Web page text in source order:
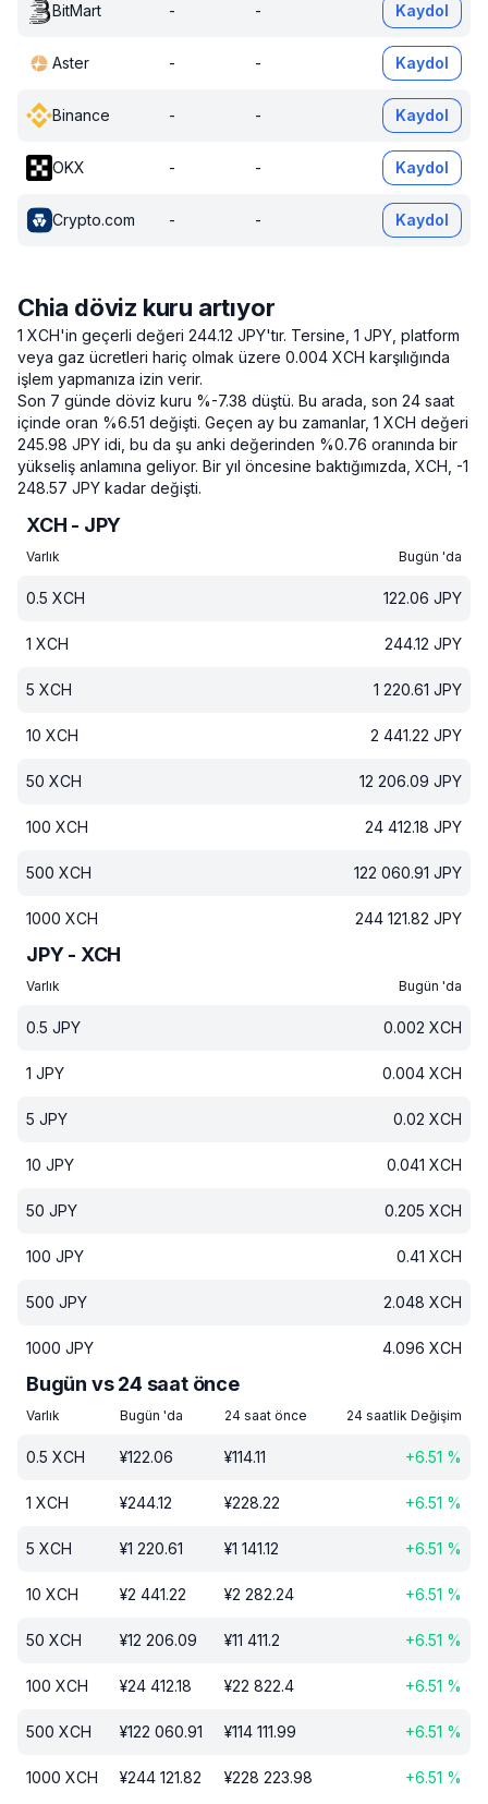
BitMart - - Kaydol
Aster - - Kaydol
Binance - - Kaydol
OKX - - Kaydol
Crypto.com - - Kaydol
Chia döviz kuru artıyor
1 XCH'in geçerli değeri 244.12 JPY'tır. Tersine, 1 JPY, platform
veya gaz ücretleri hariç olmak üzere 0.004 XCH karşılığında
işlem yapmanıza izin verir.
Son 7 günde döviz kuru %-7.38 düştü. Bu arada, son 24 saat
içinde oran %6.51 değişti. Geçen ay bu zamanlar, 1 XCH değeri
245.98 JPY idi, bu da şu anki değerinden %0.76 oranında bir
yükseliş anlamına geliyor. Bir yıl öncesine baktığımızda, XCH, -1
248.57 JPY kadar değişti.
XCH - JPY
Varlık Bugün 'da
0.5 XCH 122.06 JPY
1 XCH 244.12 JPY
5 XCH 1 220.61 JPY
10 XCH 2 441.22 JPY
50 XCH 12 206.09 JPY
100 XCH 24 412.18 JPY
500 XCH 122 060.91 JPY
1000 XCH 244 121.82 JPY
JPY - XCH
Varlık Bugün 'da
0.5 JPY 0.002 XCH
1 JPY 0.004 XCH
5 JPY 0.02 XCH
10 JPY 0.041 XCH
50 JPY 0.205 XCH
100 JPY 0.41 XCH
500 JPY 2.048 XCH
1000 JPY 4.096 XCH
Bugün vs 24 saat önce
Varlık Bugün 'da 24 saat önce 24 saatlik Değişim
0.5 XCH ¥122.06 ¥114.11 +6.51 %
1 XCH ¥244.12 ¥228.22 +6.51 %
5 XCH ¥1 220.61 ¥1 141.12 +6.51 %
10 XCH ¥2 441.22 ¥2 282.24 +6.51 %
50 XCH ¥12 206.09 ¥11 411.2 +6.51 %
100 XCH ¥24 412.18 ¥22 822.4 +6.51 %
500 XCH ¥122 060.91 ¥114 111.99 +6.51 %
1000 XCH ¥244 121.82 ¥228 223.98 +6.51 %